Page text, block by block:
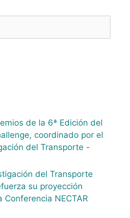
de la 6ª Edición del
coordinado por el
del Transporte -
del Transporte
su proyección
Conferencia NECTAR